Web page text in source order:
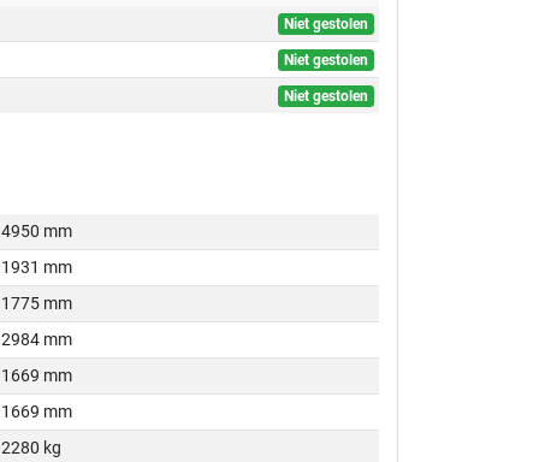
Niet gestolen
Niet gestolen
Niet gestolen
4950 mm
1931 mm
1775 mm
2984 mm
1669 mm
1669 mm
2280 kg